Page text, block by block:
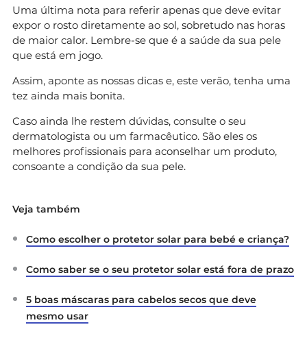
Uma última nota para referir apenas que deve evitar
expor o rosto diretamente ao sol, sobretudo nas horas
de maior calor. Lembre-se que é a saúde da sua pele
que está em jogo.
Assim, aponte as nossas dicas e, este verão, tenha uma
tez ainda mais bonita.
Caso ainda lhe restem dúvidas, consulte o seu
dermatologista ou um farmacêutico. São eles os
melhores profissionais para aconselhar um produto,
consoante a condição da sua pele.
Veja também
Como escolher o protetor solar para bebé e criança?
Como saber se o seu protetor solar está fora de prazo
5 boas máscaras para cabelos secos que deve
mesmo usar